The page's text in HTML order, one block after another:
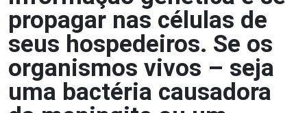
propagar nas células de
seus hospedeiros. Se os
organismos vivos – seja
uma bactéria causadora